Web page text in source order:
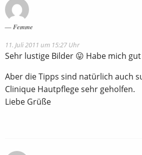
Femme
11. Juli 2011 um 15:27 Uhr
Sehr lustige Bilder 😛 Habe mich
Aber die Tipps sind natürlich auch
Clinique Hautpflege sehr geholfen.
Liebe Grüße